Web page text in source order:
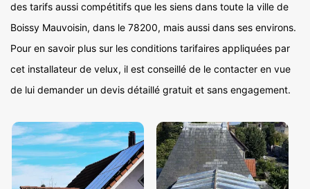
des tarifs aussi compétitifs que les siens dans toute la ville de
Boissy Mauvoisin, dans le 78200, mais aussi dans ses environs.
Pour en savoir plus sur les conditions tarifaires appliquées par
cet installateur de velux, il est conseillé de le contacter en vue
de lui demander un devis détaillé gratuit et sans engagement.